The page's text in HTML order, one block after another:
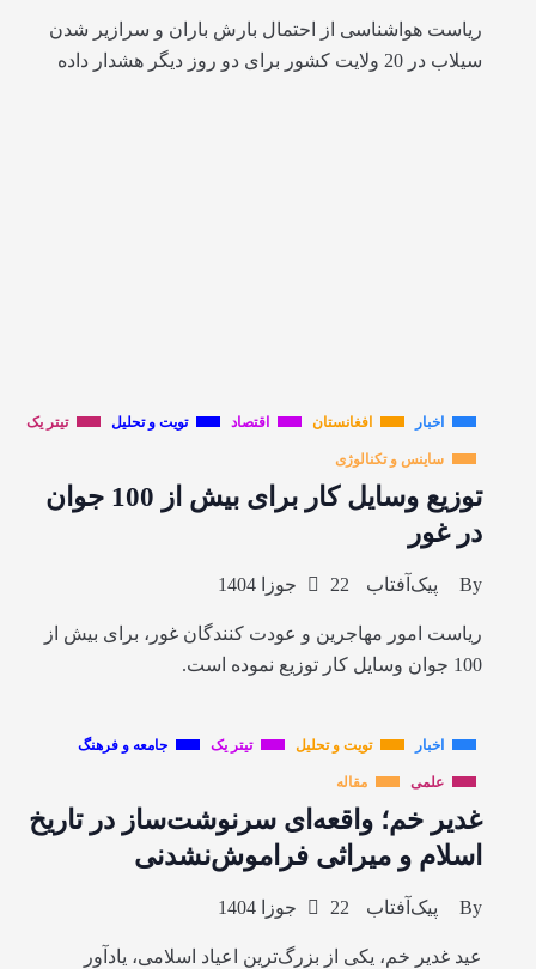
ریاست هواشناسی از احتمال بارش باران و سرازیر شدن
سیلاب در 20 ولایت کشور برای دو روز دیگر هشدار داده
اخبار افغانستان اقتصاد تویت و تحلیل تیتر یک
ساینس و تکنالوژی
توزیع وسایل کار برای بیش از 100 جوان
در غور
By پیک‌آفتاب 22 جوزا 1404
ریاست امور مهاجرین و عودت کنندگان غور، برای بیش از
100 جوان وسایل کار توزیع نموده است.
اخبار تویت و تحلیل تیتر یک جامعه و فرهنگ
علمی مقاله
غدیر خم؛ واقعه‌ای سرنوشت‌ساز در تاریخ
اسلام و میراثی فراموش‌نشدنی
By پیک‌آفتاب 22 جوزا 1404
عید غدیر خم، یکی از بزرگ‌ترین اعیاد اسلامی، یادآور